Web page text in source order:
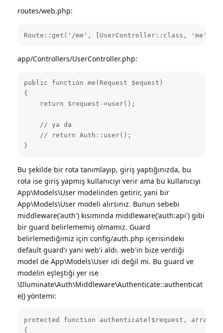
routes/web.php:
Route::get('/me', [UserController::class, 'me'])-
app/Controllers/UserController.php:
public function me(Request $equest)
{
    return $request->user();
    // ya da
    // return Auth::user();
}
Bu şekilde bir rota tanımlayıp, giriş yaptığınızda, bu
rota ise giriş yapmış kullanıcıyı verir ama bu kullanıcıyı
App\Models\User modelinden getirir, yani bir
App\Models\User modeli alırsınız. Bunun sebebi
middleware('auth') kısımında middleware('auth:api') gibi
bir guard belirlememiş olmamız. Guard
belirlemediğimiz için config/auth.php içerisindeki
default guard'ı yani web'i aldı. web'in bize verdiği
model de App\Models\User idi değil mi. Bu guard ve
modelin eşleştiği yer ise
\Illuminate\Auth\Middleware\Authenticate::authenticat
e() yöntemi:
protected function authenticate($request, array
{